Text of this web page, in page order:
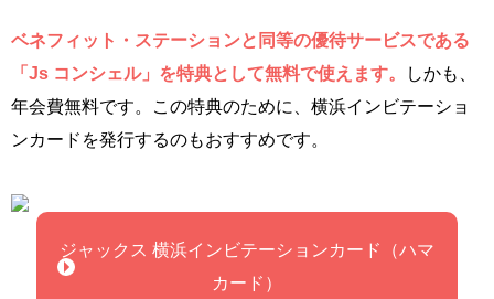
ベネフィット・ステーションと同等の優待サービスである
「Js コンシェル」を特典として無料で使えます。
しかも、
年会費無料です。この特典のために、横浜インビテーショ
ンカードを発行するのもおすすめです。
ジャックス 横浜インビテーションカード（ハマ
カード）